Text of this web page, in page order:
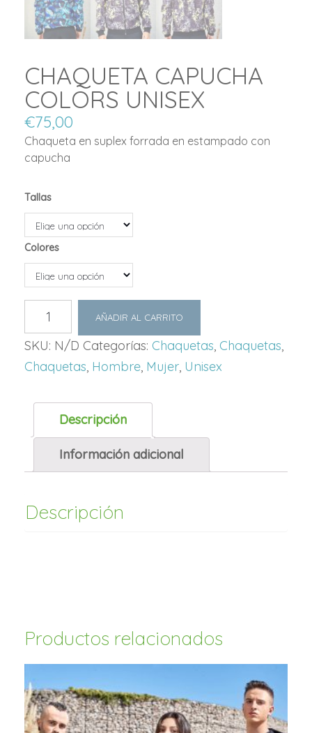
CHAQUETA CAPUCHA
COLORS UNISEX
€75,00
Chaqueta en suplex forrada en estampado con
capucha
Tallas
Colores
CAPUCHA
COLORS
UNISEX
cantidad
AÑADIR AL CARRITO
SKU: N/D Categorías: Chaquetas, Chaquetas,
Chaquetas, Hombre, Mujer, Unisex
Descripción
Información adicional
Descripción
Productos relacionados